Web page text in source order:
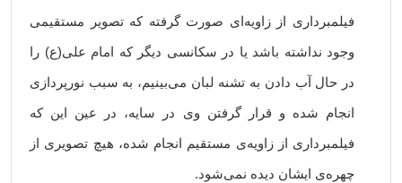
فیلمبرداری از زاویه‌ای صورت گرفته که تصویر مستقیمی
وجود نداشته باشد یا در سکانسی دیگر که امام علی‌(ع) را
در حال آب دادن به تشنه لبان می‌بینیم، به سبب نورپردازی
انجام شده و قرار گرفتن وی در سایه، در عین این که
فیلمبرداری از زاویه‌ی مستقیم انجام شده، هیچ تصویری از
چهره‌ی ایشان دیده نمی‌شود.